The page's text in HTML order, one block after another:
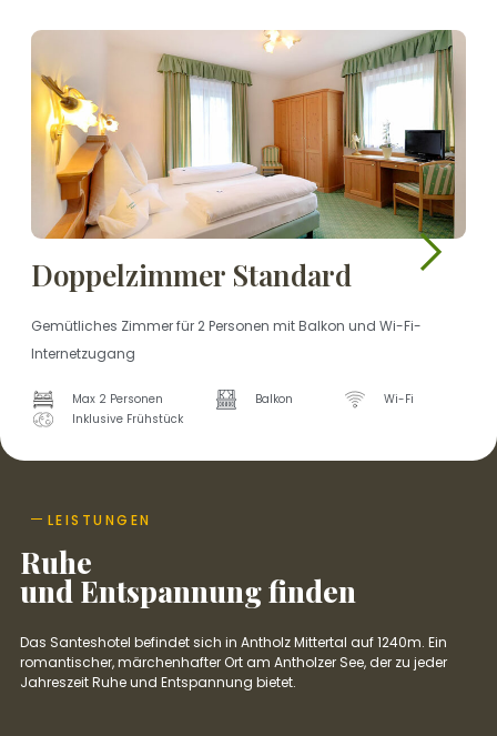
Doppelzimmer Standard
Gemütliches Zimmer für 2 Personen mit Balkon und Wi-Fi-
Internetzugang
Max 2 Personen Balkon
Wi-Fi
Inklusive Frühstück
LEISTUNGEN
Ruhe
und Entspannung finden
Das Santeshotel befindet sich in Antholz Mittertal auf 1240m. Ein
romantischer, märchenhafter Ort am Antholzer See, der zu jeder
Jahreszeit Ruhe und Entspannung bietet.